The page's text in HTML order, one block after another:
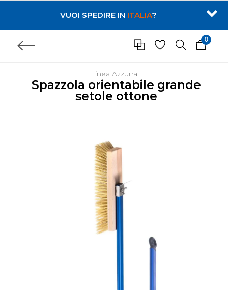
VUOI SPEDIRE IN ITALIA?
0
Linea Azzurra
Spazzola orientabile grande
setole ottone